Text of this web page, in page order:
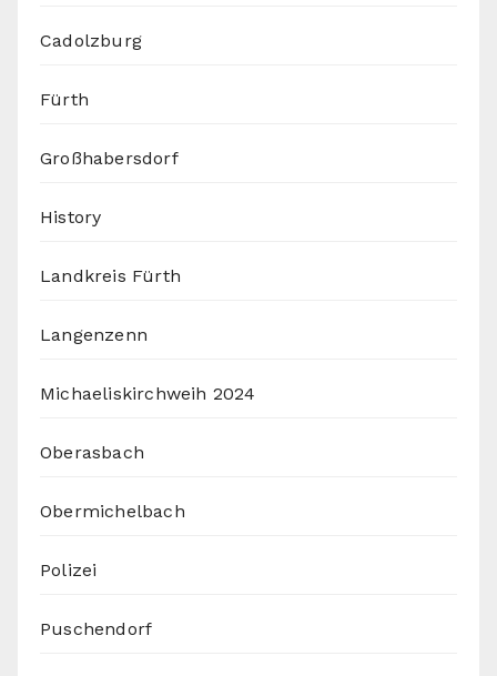
Cadolzburg
Fürth
Großhabersdorf
History
Landkreis Fürth
Langenzenn
Michaeliskirchweih 2024
Oberasbach
Obermichelbach
Polizei
Puschendorf